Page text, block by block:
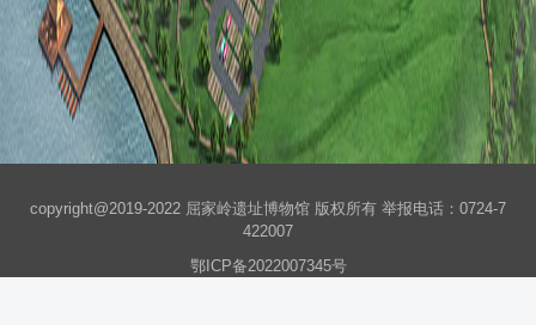
copyright@2019-2022 屈家岭遗址博物馆 版权所有 举报电话：0724-7
422007
鄂ICP备2022007345号